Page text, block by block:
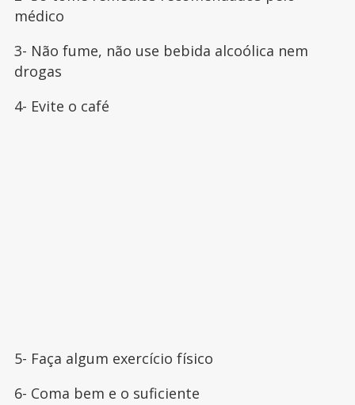
médico
3- Não fume, não use bebida alcoólica nem
drogas
4- Evite o café
5- Faça algum exercício físico
6- Coma bem e o suficiente